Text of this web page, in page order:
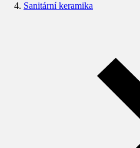
Sanitární keramika